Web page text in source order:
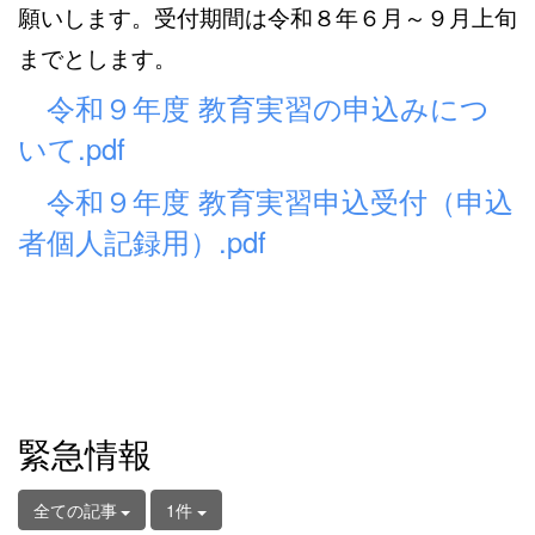
願いします。受付期間は令和８年６月～９月上旬
までとします。
令和９年度 教育実習の申込みにつ
いて.pdf
令和９年度 教育実習申込受付（申込
者個人記録用）.pdf
緊急情報
全ての記事 1件